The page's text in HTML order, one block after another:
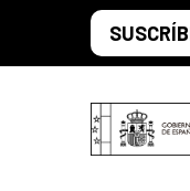
Saltar al contenido